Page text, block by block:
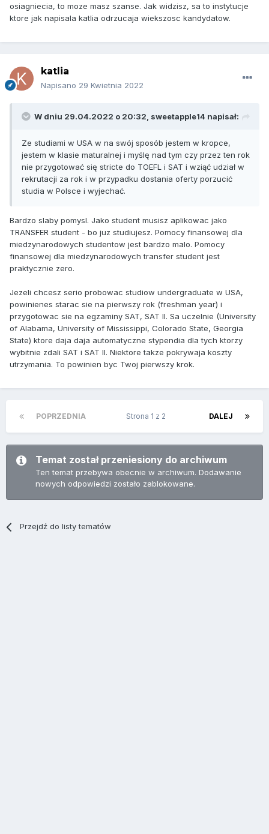
osiagniecia, to moze masz szanse. Jak widzisz, sa to instytucje
ktore jak napisala katlia odrzucaja wiekszosc kandydatow.
katlia
Napisano 29 Kwietnia 2022
W dniu 29.04.2022 o 20:32, sweetapple14 napisał:
Ze studiami w USA w na swój sposób jestem w kropce,
jestem w klasie maturalnej i myślę nad tym czy przez ten rok
nie przygotować się stricte do TOEFL i SAT i wziąć udział w
rekrutacji za rok i w przypadku dostania oferty porzucić
studia w Polsce i wyjechać.
Bardzo slaby pomysl. Jako student musisz aplikowac jako
TRANSFER student - bo juz studiujesz. Pomocy finansowej dla
miedzynarodowych studentow jest bardzo malo. Pomocy
finansowej dla miedzynarodowych transfer student jest
praktycznie zero.
Jezeli chcesz serio probowac studiow undergraduate w USA,
powinienes starac sie na pierwszy rok (freshman year) i
przygotowac sie na egzaminy SAT, SAT II. Sa uczelnie (University
of Alabama, University of Mississippi, Colorado State, Georgia
State) ktore daja daja automatyczne stypendia dla tych ktorzy
wybitnie zdali SAT i SAT II. Niektore takze pokrywaja koszty
utrzymania. To powinien byc Twoj pierwszy krok.
POPRZEDNIA DALEJ
Strona 1 z 2
Temat został przeniesiony do archiwum
Ten temat przebywa obecnie w archiwum. Dodawanie
nowych odpowiedzi zostało zablokowane.
Przejdź do listy tematów